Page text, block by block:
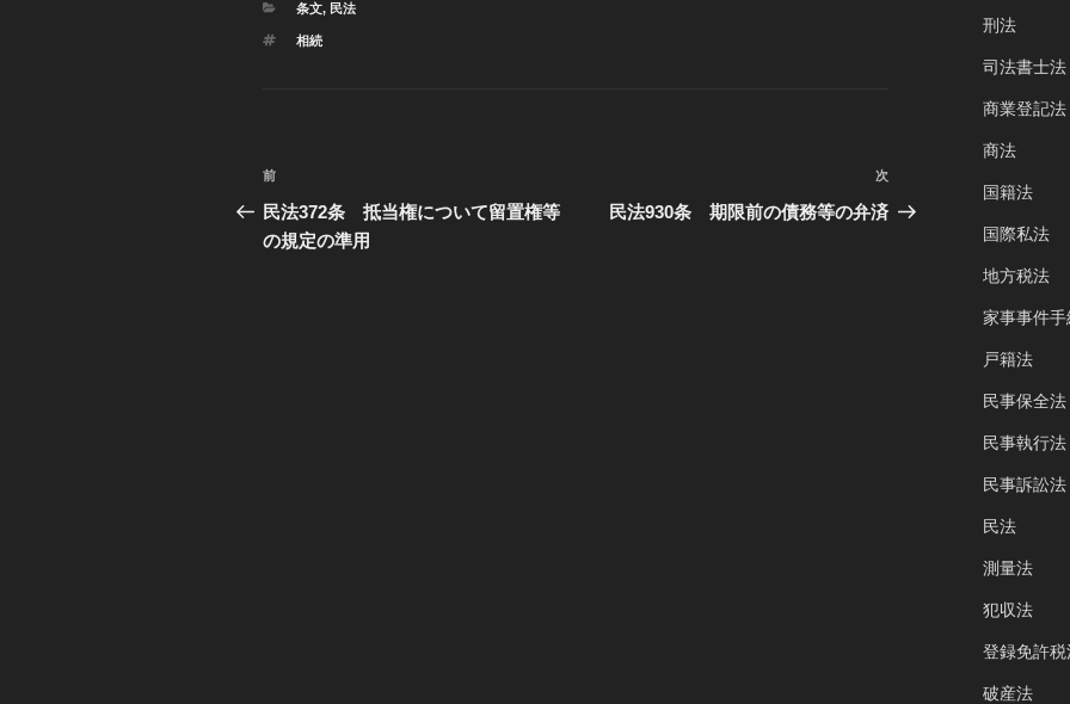
カ
ゴ
条文, 民法
タ
相続
投
稿
ナ
過
去
の
前
民法372条 抵当権について留置権等
の規定の準用
の
次
民法930条 期限前の債務等の弁済
刑法
司法書士法
商業登記法
商法
国籍法
国際私法
地方税法
家事事件手
戸籍法
民事保全法
民事執行法
民事訴訟法
民法
測量法
犯収法
登録免許税
破産法